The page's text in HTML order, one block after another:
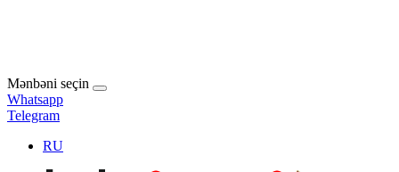
Mənbəni seçin
Whatsapp
Telegram
RU